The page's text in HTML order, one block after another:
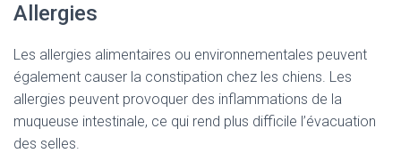
Allergies
Les allergies alimentaires ou environnementales peuvent
également causer la constipation chez les chiens. Les
allergies peuvent provoquer des inflammations de la
muqueuse intestinale, ce qui rend plus difficile l’évacuation
des selles.